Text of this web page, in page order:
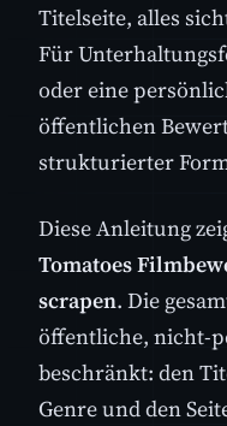
Titelseite, alles
Für
oder eine
öffentlichen
strukturierter
Diese Anleitung
Tomatoes
scrapen. Die
öffentliche, nicht-
beschränkt: den
Genre und den